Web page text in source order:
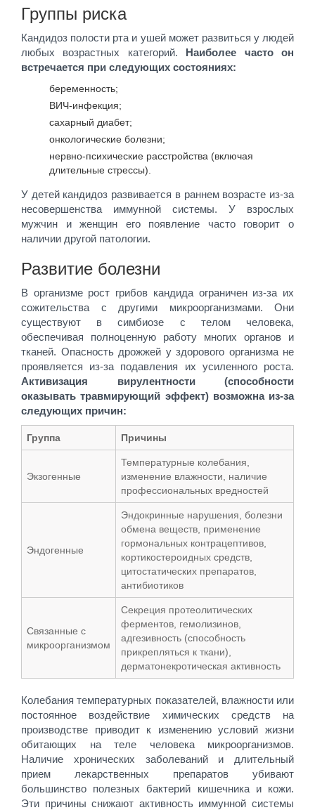
Группы риска
Кандидоз полости рта и ушей может развиться у людей
любых возрастных категорий. Наиболее часто он
встречается при следующих состояниях:
беременность;
ВИЧ-инфекция;
сахарный диабет;
онкологические болезни;
нервно-психические расстройства (включая
длительные стрессы).
У детей кандидоз развивается в раннем возрасте из-за
несовершенства иммунной системы. У взрослых
мужчин и женщин его появление часто говорит о
наличии другой патологии.
Развитие болезни
В организме рост грибов кандида ограничен из-за их
сожительства с другими микроорганизмами. Они
существуют в симбиозе с телом человека,
обеспечивая полноценную работу многих органов и
тканей. Опасность дрожжей у здорового организма не
проявляется из-за подавления их усиленного роста.
Активизация вирулентности (способности
оказывать травмирующий эффект) возможна из-за
следующих причин:
Группа Причины
Экзогенные
Температурные колебания,
изменение влажности, наличие
профессиональных вредностей
Эндогенные
Эндокринные нарушения, болезни
обмена веществ, применение
гормональных контрацептивов,
кортикостероидных средств,
цитостатических препаратов,
антибиотиков
Связанные с
микроорганизмом
Секреция протеолитических
ферментов, гемолизинов,
адгезивность (способность
прикрепляться к ткани),
дерматонекротическая активность
Колебания температурных показателей, влажности или
постоянное воздействие химических средств на
производстве приводит к изменению условий жизни
обитающих на теле человека микроорганизмов.
Наличие хронических заболеваний и длительный
прием лекарственных препаратов убивают
большинство полезных бактерий кишечника и кожи.
Эти причины снижают активность иммунной системы